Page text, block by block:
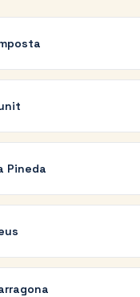
Pineda